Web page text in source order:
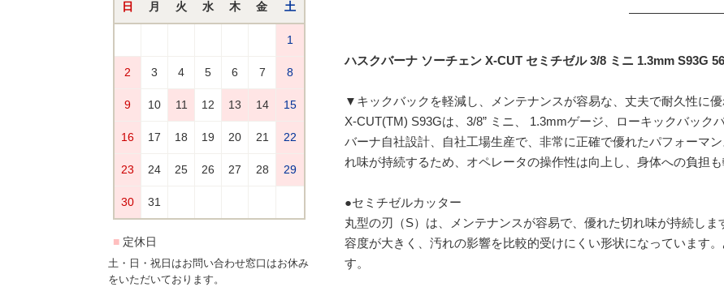
土・日・祝日はお問い合わせ窓口はお休み
をいただいております。
ハスクバーナ ソーチェン X-CUT セミチゼル 3/8 ミニ 1.3mm S93G
▼キックバックを軽減し、メンテナンスが容易な、丈夫で耐久性に
X-CUT(TM) S93Gは、3/8” ミニ、 1.3mmゲージ、ローキックバック
バーナ自社設計、自社工場生産で、非常に正確で優れたパフォーマ
れ味が持続するため、オペレータの操作性は向上し、身体への負担
●セミチゼルカッター
丸型の刃（S）は、メンテナンスが容易で、優れた切れ味が持続し
容度が大きく、汚れの影響を比較的受けにくい形状になっています
す。